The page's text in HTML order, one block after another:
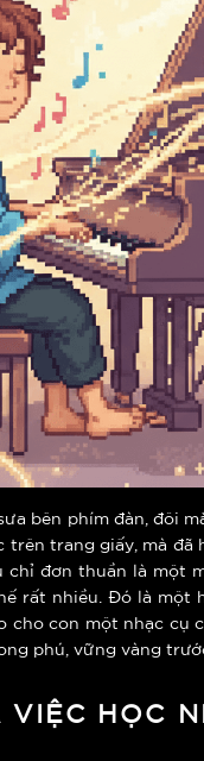
bên phím đàn, đôi
trang giấy, mà
đơn thuần là một
rất nhiều. Đó là
con một nhạc
phú, vững vàng
HỌC